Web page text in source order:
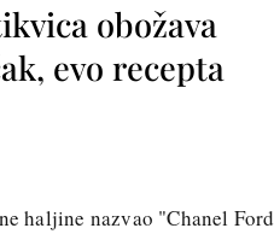
obožava
evo recepta
haljine nazvao "Chanel Ford